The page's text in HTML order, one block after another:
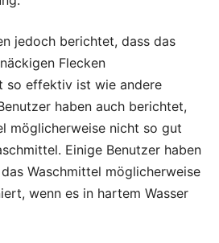
jedoch berichtet, dass das
Flecken
so effektiv ist wie andere
haben auch berichtet,
möglicherweise nicht so gut
Einige Benutzer haben
Waschmittel möglicherweise
wenn es in hartem Wasser